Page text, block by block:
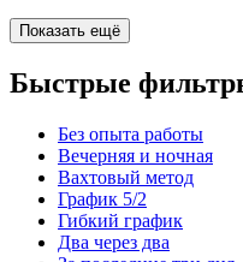
Показать ещё
Быстрые
Без опыта работы
Вечерняя и ночная
Вахтовый метод
График 5/2
Гибкий график
Два через два